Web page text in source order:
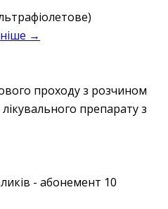
→
проходу з розчином
препарату з
- абонемент 10